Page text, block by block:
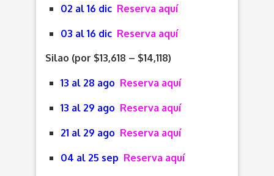
02 al 16 dic Reserva aquí
03 al 16 dic Reserva aquí
Silao (por $13,618 – $14,118)
13 al 28 ago Reserva aquí
13 al 29 ago Reserva aquí
21 al 29 ago Reserva aquí
04 al 25 sep Reserva aquí